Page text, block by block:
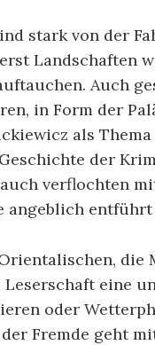
stark von der
Landschaften
Auch
in Form der
als
der
verflochten
angeblich
eine
oder
Fremde geht